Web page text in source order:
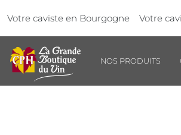
Votre caviste en Bourgogne
Votre
NOS PRODUITS